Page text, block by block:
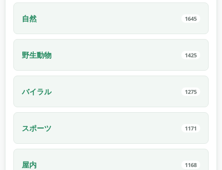
自然 1645
野生動物 1425
バイラル 1275
スポーツ 1171
屋内 1168